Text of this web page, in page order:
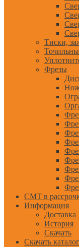
Тиски,
Фрезы
CMT в
Информация
Доставка
История
Скачать
Скачать каталог